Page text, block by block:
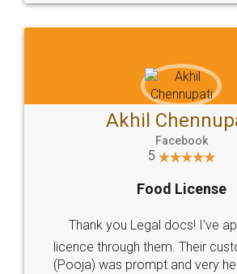
Akhil
Facebook
5
Food License
Thank you Legal docs! I've
licence through them. Their
(Pooja) was prompt and very